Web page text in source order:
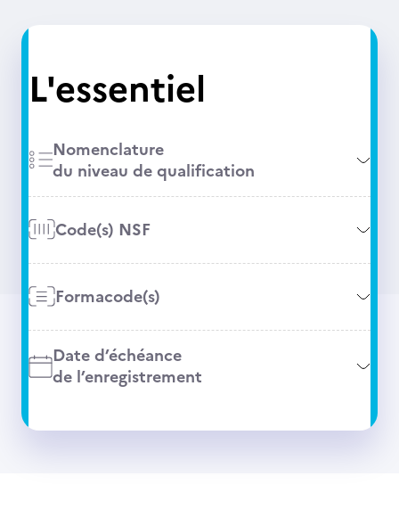
L'essentiel
Nomenclature
du niveau de qualification
Code(s) NSF
Formacode(s)
Date d’échéance
de l’enregistrement